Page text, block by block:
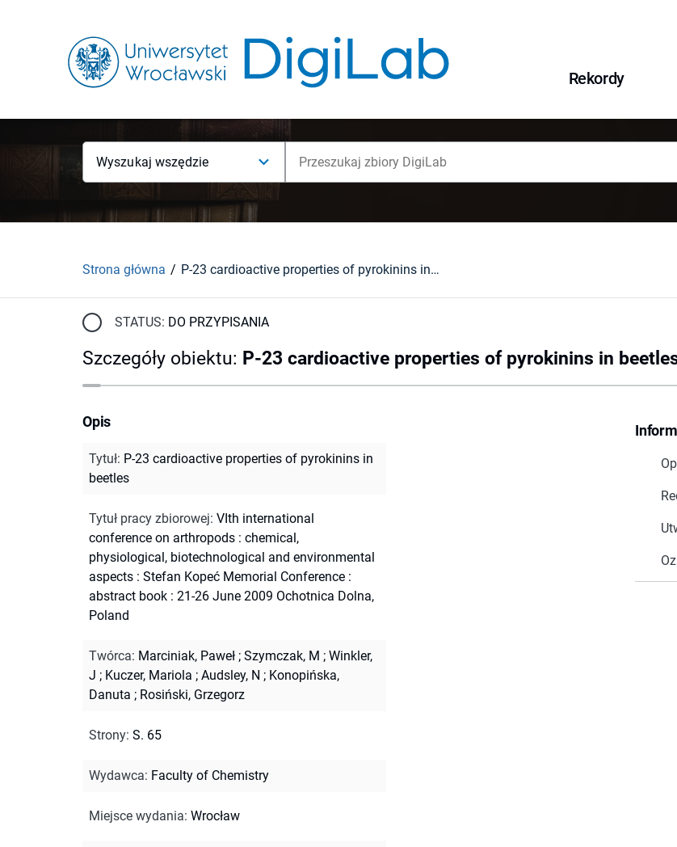
Rekordy
Wyszukaj wszędzie
Strona główna P-23 cardioactive properties of pyrokinins in beetles
STATUS: DO PRZYPISANIA
Szczegóły obiektu: P-23 cardioactive properties of pyrokinins in
Opis
Tytuł: P-23 cardioactive properties of pyrokinins in
beetles
Tytuł pracy zbiorowej: VIth international
conference on arthropods : chemical,
physiological, biotechnological and environmental
aspects : Stefan Kopeć Memorial Conference :
abstract book : 21-26 June 2009 Ochotnica Dolna,
Poland
Twórca: Marciniak, Paweł ; Szymczak, M ; Winkler,
J ; Kuczer, Mariola ; Audsley, N ; Konopińska,
Danuta ; Rosiński, Grzegorz
Strony: S. 65
Wydawca: Faculty of Chemistry
Miejsce wydania: Wrocław